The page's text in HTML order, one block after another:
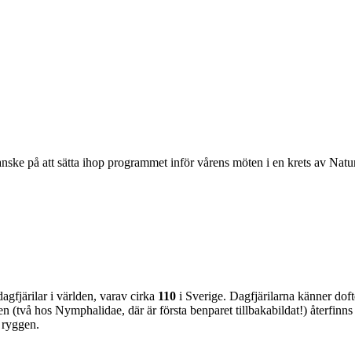
på att sätta ihop programmet inför vårens möten i en krets av
i världen, varav cirka 110 i Sverige. Dagfjärilarna känner
(två hos Nymphalidae, där är första benparet tillbakabildat!)